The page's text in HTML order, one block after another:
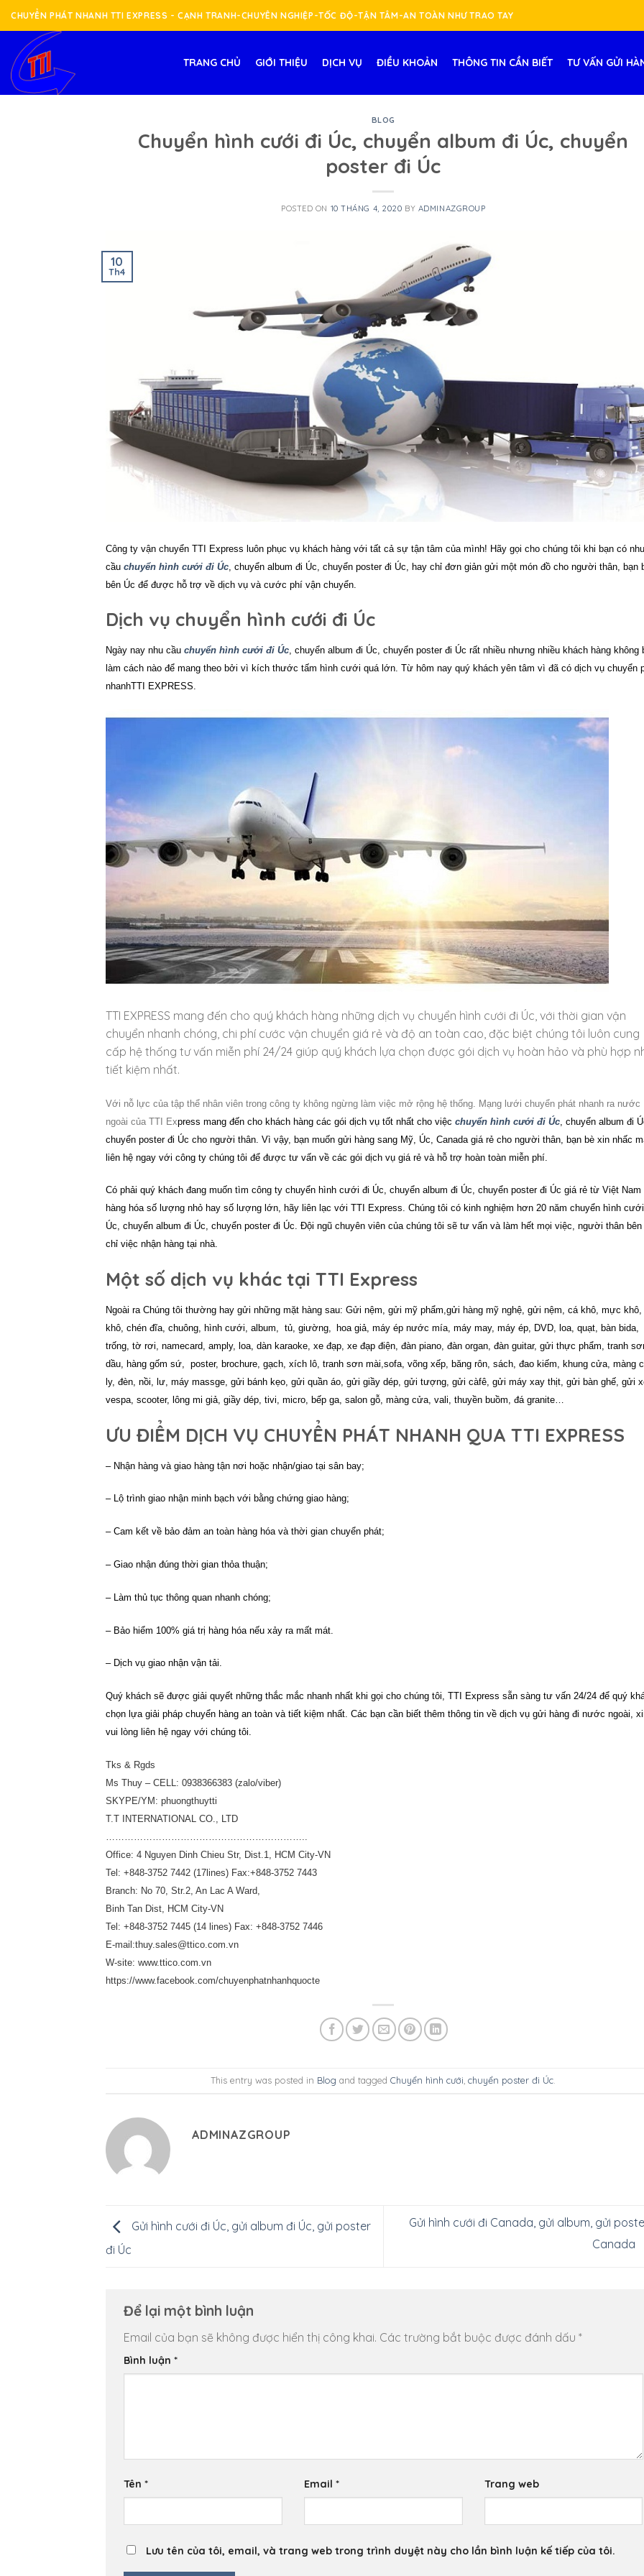
Skip
content
CHUYỂN PHÁT NHANH TTI EXPRESS - CẠNH TRANH-CHUYÊN NGHIỆP-TỐC ĐỘ-TẬN TÂM-AN TOÀN NHƯ TRAO TAY
TRANG CHỦ GIỚI THIỆU DỊCH VỤ ĐIỀU KHOẢN THÔNG TIN CẦN BIẾT TƯ VẤN GỬI
BLOG
Chuyển hình cưới đi Úc, chuyển album đi Úc, chuyển
poster đi Úc
POSTED ON 10 THÁNG 4, 2020 BY ADMINAZGROUP
10
Th4
Công ty vận chuyển TTI Express luôn phục vụ khách hàng với tất cả sự tận tâm của mình! Hãy gọi cho chúng tôi khi bạn có nhu
cầu chuyển hình cưới đi Úc , chuyển album đi Úc, chuyển poster đi Úc, hay chỉ đơn giản gửi một món đồ cho người thân, bạn
bên Úc để được hỗ trợ về dịch vụ và cước phí vận chuyển.
Dịch vụ chuyển hình cưới đi Úc
Ngày nay nhu cầu chuyển hình cưới đi Úc, chuyển album đi Úc, chuyển poster đi Úc rất nhiều nhưng nhiều khách hàng không
làm cách nào để mang theo bởi vì kích thước tấm hình cưới quá lớn. Từ hôm nay quý khách yên tâm vì đã có dịch vụ chuyển
nhanhTTI EXPRESS.
TTI EXPRESS mang đến cho quý khách hàng những dịch vụ chuyển hình cưới đi Úc, với thời gian vận
chuyển nhanh chóng, chi phí cước vận chuyển giá rẻ và độ an toàn cao, đặc biệt chúng tôi luôn cung
cấp hệ thống tư vấn miễn phí 24/24 giúp quý khách lựa chọn được gói dịch vụ hoàn hảo và phù hợp
tiết kiệm nhất.
Với nỗ lực của tập thể nhân viên trong công ty không ngừng làm việc mở rộng hệ thống. Mạng lưới chuyển phát nhanh ra nước
ngoài của TTI Express mang đến cho khách hàng các gói dịch vụ tốt nhất cho việc chuyển hình cưới đi Úc , chuyển album đi
chuyển poster đi Úc cho người thân. Vì vậy, bạn muốn gửi hàng sang Mỹ, Úc, Canada giá rẻ cho người thân, bạn bè xin nhấc
liên hệ ngay với công ty chúng tôi để được tư vấn về các gói dịch vụ giá rẻ và hỗ trợ hoàn toàn miễn phí.
Có phải quý khách đang muốn tìm công ty chuyển hình cưới đi Úc, chuyển album đi Úc, chuyển poster đi Úc giá rẻ từ Việt
hàng hóa số lượng nhỏ hay số lượng lớn, hãy liên lạc với TTI Express. Chúng tôi có kinh nghiệm hơn 20 năm chuyển hình
Úc, chuyển album đi Úc, chuyển poster đi Úc. Đội ngũ chuyên viên của chúng tôi sẽ tư vấn và làm hết mọi việc, người thân bên
chỉ việc nhận hàng tại nhà.
Một số dịch vụ khác tại TTI Express
Ngoài ra Chúng tôi thường hay gửi những mặt hàng sau: Gửi nệm, gửi mỹ phẩm, gửi hàng mỹ nghệ, gửi nệm, cá khô, mực khô,
khô, chén đĩa, chuông, hình cưới, album,
tủ, giường, hoa giả, máy ép nước mía, máy may, máy ép, DVD, loa, quạt, bàn bida,
trống, tờ rơi, namecard, amply, loa, dàn karaoke, xe đạp, xe đạp điện, đàn piano, đàn organ, đàn guitar, gửi thực phẩm, tranh
dầu, hàng gốm sứ,
poster, brochure, gạch, xích lô, tranh sơn mài, sofa, võng xếp,
băng rôn, sách, đao kiếm, khung cửa, màng
ly, đèn, nồi, lư, máy massge, gửi bánh kẹo, gửi quần áo, gửi giầy dép, gửi tượng, gửi càfê, gửi máy xay thịt, gửi bàn ghế, gửi
vespa, scooter, lông mi giả, giầy dép, tivi, micro, bếp ga, salon gỗ, màng cửa, vali, thuyền buồm, đá granite…
ƯU ĐIỂM DỊCH VỤ CHUYỂN PHÁT NHANH QUA TTI EXPRESS
– Nhận hàng và giao hàng tận nơi hoặc nhận/giao tại sân bay;
– Lộ trình giao nhận minh bạch với bằng chứng giao hàng;
– Cam kết về bảo đảm an toàn hàng hóa và thời gian chuyển phát;
– Giao nhận đúng thời gian thỏa thuận;
– Làm thủ tục thông quan nhanh chóng;
– Bảo hiểm 100% giá trị hàng hóa nếu xảy ra mất mát.
– Dịch vụ giao nhận vận tải.
Quý khách sẽ được giải quyết những thắc mắc nhanh nhất khi gọi cho chúng tôi, TTI Express sẵn sàng tư vấn 24/24 để quý
chọn lựa giải pháp chuyển hàng an toàn và tiết kiệm nhất. Các bạn cần biết thêm thông tin về dịch vụ gửi hàng đi nước ngoài,
vui lòng liên hệ ngay với chúng tôi.
Tks & Rgds
Ms Thuy – CELL: 0938366383 (zalo/viber)
SKYPE/YM: phuongthuytti
T.T INTERNATIONAL CO., LTD
Office: 4 Nguyen Dinh Chieu Str, Dist.1, HCM City-VN
Tel: +848-3752 7442 (17lines) Fax:+848-3752 7443
Branch: No 70, Str.2, An Lac A Ward,
Binh Tan Dist, HCM City-VN
Tel: +848-3752 7445 (14 lines) Fax: +848-3752 7446
E-mail:thuy.sales@ttico.com.vn
W-site: www.ttico.com.vn
https://www.facebook.com/chuyenphatnhanhquocte
This entry was posted in Blog and taggedChuyển hình cưới,chuyển poster đi Úc.
ADMINAZGROUP
Gửi hình cưới đi Úc, gửi album đi Úc, gửi poster
đi Úc
Gửi hình cưới đi Canada, gửi album, gửi
Canada
Để lại một bình luận
Email của bạn sẽ không được hiển thị công khai. Các trường bắt buộc được đánh dấu *
Bình luận *
Tên * Email * Trang web
Lưu tên của tôi, email, và trang web trong trình duyệt này cho lần bình luận kế tiếp của tôi.